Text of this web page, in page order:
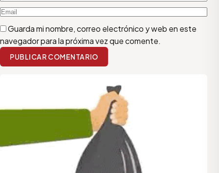
Guarda mi nombre, correo electrónico y web en este
navegador para la próxima vez que comente.
PUBLICAR COMENTARIO